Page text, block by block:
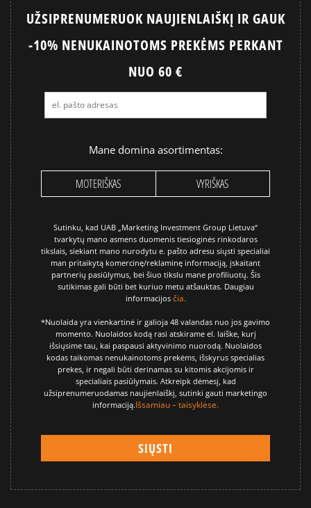
UŽSIPRENUMERUOK NAUJIENLAIŠKĮ IR GAUK
-10% NENUKAINOTOMS PREKĖMS PERKANT
NUO 60 €
Mane domina asortimentas:
MOTERIŠKAS VYRIŠKAS
Sutinku, kad UAB „Marketing Investment Group Lietuva“
tvarkytų mano asmens duomenis tiesioginės rinkodaros
tikslais, siekiant mano nurodytu e. pašto adresu siųsti specialiai
man pritaikytą komercinę/reklaminę informaciją, įskaitant
partnerių pasiūlymus, bei šiuo tikslu mane profiliuotų. Šis
sutikimas gali būti bet kuriuo metu atšauktas. Daugiau
informacijos čia.
*Nuolaida yra vienkartinė ir galioja 48 valandas nuo jos gavimo
momento. Nuolaidos kodą rasi atskirame el. laiške, kurį
išsiųsime tau, kai paspausi aktyvinimo nuorodą. Nuolaidos
kodas taikomas nenukainotoms prekėms, išskyrus specialias
prekes, ir negali būti derinamas su kitomis akcijomis ir
specialiais pasiūlymais. Atkreipk dėmesį, kad
užsiprenumeruodamas naujienlaiškį, sutinki gauti marketingo
informaciją.Išsamiau – taisyklėse.